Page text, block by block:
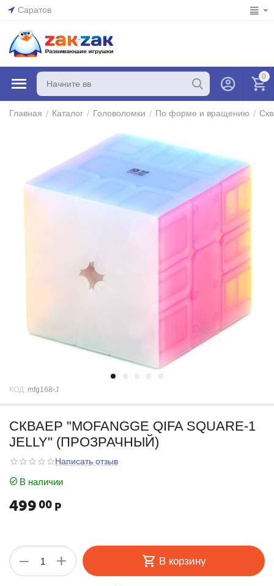
Саратов
0
Главная / Каталог / Головоломки / По форме и вращению /
КОД: mfg168-J
СКВАЕР "MOFANGGE QIFA SQUARE-1
JELLY" (ПРОЗРАЧНЫЙ)
Написать отзыв
В наличии
499 00 Р
+
− В корзину